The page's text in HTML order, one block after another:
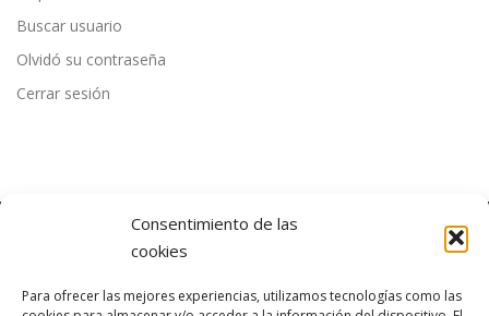
Consentimiento de las
cookies
Para ofrecer las mejores experiencias, utilizamos tecnologías como las
Buscar usuario
Olvidó su contraseña
Cerrar sesión